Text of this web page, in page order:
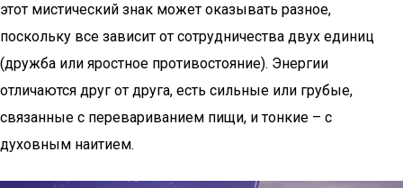
этот мистический знак может оказывать разное,
поскольку все зависит от сотрудничества двух единиц
(дружба или яростное противостояние). Энергии
отличаются друг от друга, есть сильные или грубые,
связанные с перевариванием пищи, и тонкие – с
духовным наитием.